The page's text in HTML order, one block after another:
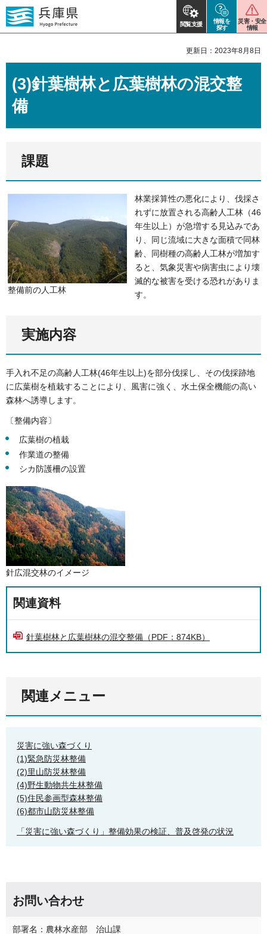
閲覧支援
情報を
探す
災害・安全
情報
更新日：2023年8月8日
(3)針葉樹林と広葉樹林の混交整
備
課題
整備前の人工林
林業採算性の悪化により、伐採さ
れずに放置される高齢人工林（46
年生以上）が急増する見込みであ
り、同じ流域に大きな面積で同林
齢、同樹種の高齢人工林が増加す
ると、気象災害や病害虫により壊
滅的な被害を受ける恐れがありま
す。
実施内容
手入れ不足の高齢人工林(46年生以上)を部分伐採し、その伐採跡地
に広葉樹を植栽することにより、風害に強く、水土保全機能の高い
森林へ誘導します。
〔整備内容〕
広葉樹の植栽
作業道の整備
シカ防護柵の設置
針広混交林のイメージ
関連資料
針葉樹林と広葉樹林の混交整備（PDF：874KB）
関連メニュー
災害に強い森づくり
(1)緊急防災林整備
(2)里山防災林整備
(4)野生動物共生林整備
(5)住民参画型森林整備
(6)都市山防災林整備
「災害に強い森づくり」整備効果の検証、普及啓発の状況
お問い合わせ
部署名：農林水産部 治山課